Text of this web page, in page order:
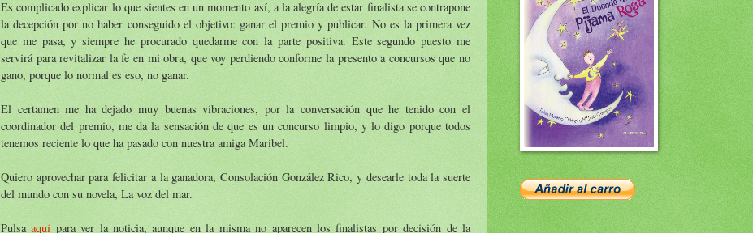
Es complicado explicar lo que sientes en un momento así, a la alegría de estar finalista se contrapone
la decepción por no haber conseguido el objetivo: ganar el premio y publicar. No es la primera vez
que me pasa, y siempre he procurado quedarme con la parte positiva. Este segundo puesto me
servirá para revitalizar la fe en mi obra, que voy perdiendo conforme la presento a concursos que no
gano, porque lo normal es eso, no ganar.
El certamen me ha dejado muy buenas vibraciones, por la conversación que he tenido con el
coordinador del premio, me da la sensación de que es un concurso limpio, y lo digo porque todos
tenemos reciente lo que ha pasado con nuestra amiga Maribel.
Quiero aprovechar para felicitar a la ganadora, Consolación González Rico, y desearle toda la suerte
del mundo con su novela, La voz del mar.
Pulsaaquí para ver la noticia, aunque en la misma no aparecen los finalistas por decisión de la